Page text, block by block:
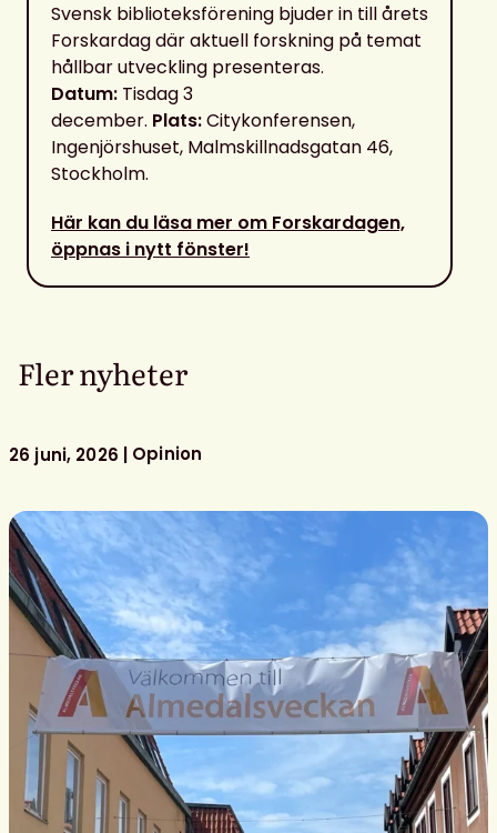
Svensk biblioteksförening bjuder in till årets
Forskardag där aktuell forskning på temat
hållbar utveckling presenteras.
Datum: Tisdag 3
december. Plats:Citykonferensen,
Ingenjörshuset, Malmskillnadsgatan 46,
Stockholm.
Här kan du läsa mer om Forskardagen,
öppnas i nytt fönster!
Fler nyheter
26 juni, 2026 Opinion